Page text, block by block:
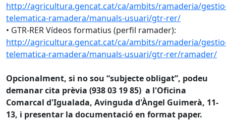
http://agricultura.gencat.cat/ca/ambits/ramaderia/
telematica-ramadera/manuals-usuari/gtr-rer/
• GTR-RER Vídeos formatius (perfil ramader):
http://agricultura.gencat.cat/ca/ambits/ramaderia/
telematica-ramadera/manuals-usuari/gtr-rer/ramader/
Opcionalment, si no sou “subjecte obligat”, podeu
demanar cita prèvia (938 03 19 85) a l'Oficina
Comarcal d'Igualada, Avinguda d'Àngel Guimerà, 11-
13, i presentar la documentació en format paper.